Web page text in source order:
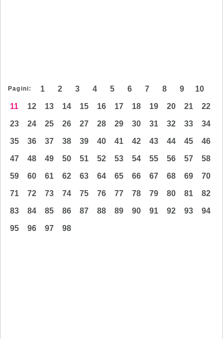
Pagini: 1 2 3 4 5 6 7 8 9 10
11 12 13 14 15 16 17 18 19 20 21 22
23 24 25 26 27 28 29 30 31 32 33 34
35 36 37 38 39 40 41 42 43 44 45 46
47 48 49 50 51 52 53 54 55 56 57 58
59 60 61 62 63 64 65 66 67 68 69 70
71 72 73 74 75 76 77 78 79 80 81 82
83 84 85 86 87 88 89 90 91 92 93 94
95 96 97 98